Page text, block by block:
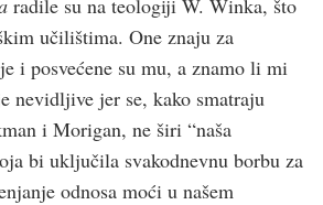
radile su na teologiji W. Winka, što
učilištima. One znaju za
i posvećene su mu, a znamo li mi
nevidljive jer se, kako smatraju
i Morigan, ne širi “naša
bi uključila svakodnevnu borbu za
odnosa moći u našem